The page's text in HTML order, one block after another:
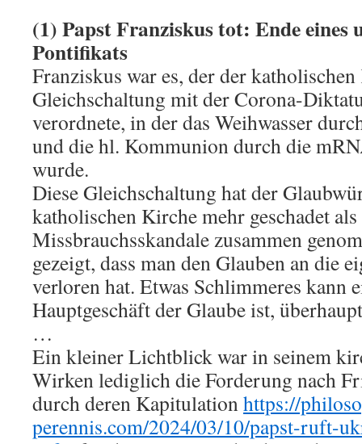
(1) Papst Franziskus tot: Ende eines
Pontifikats
Franziskus war es, der der
Gleichschaltung mit der Corona-
verordnete, in der das Weihwasser
und die hl. Kommunion durch die
wurde.
Diese Gleichschaltung hat der
katholischen Kirche mehr geschadet
Missbrauchsskandale zusammen
gezeigt, dass man den Glauben an die
verloren hat. Etwas Schlimmeres kann
Hauptgeschäft der Glaube ist,
…
Ein kleiner Lichtblick war in seinem
Wirken lediglich die Forderung nach
durch deren Kapitulationhttps://
perennis.com/2024/03/10/papst-ruft-